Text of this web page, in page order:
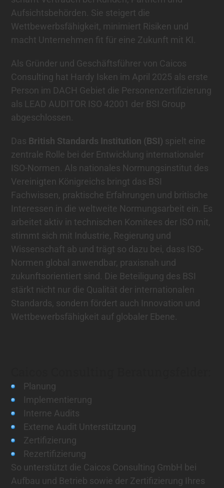
Aufsichtsbehörden. Sie steigert die
Wettbewerbsfähigkeit, minimiert Risiken und
macht Unternehmen fit für eine Zukunft mit KI.
Als Gründer und Geschäftsführer von Caicos
Consulting hat Hardy Isken im April 2025 als erste
Person im DACH Gebiet die Personenzertifizierung
als LEAD AUDITOR ISO 42001 der BSI Group
abgeschlossen.
Das British Standards Institution (BSI) spielt eine
zentrale Rolle bei der Entwicklung internationaler
ISO-Normen. Als nationales Normungsinstitut des
Vereinigten Königreichs bringt das BSI
Fachwissen, praktische Erfahrungen und britische
Interessen in die weltweite Normungsarbeit ein. Es
arbeitet aktiv in technischen Komitees der ISO mit,
stimmt sich mit Industrie, Regierung und
Wissenschaft ab und trägt so dazu bei, dass ISO-
Normen global anwendbar, praxisnah und
zukunftsorientiert sind. Die Beteiligung des BSI
stärkt nicht nur die Qualität der internationalen
Standards, sondern fördert auch Innovation und
Wettbewerbsfähigkeit auf globaler Ebene.
Planung
Implementierung
Interne Audits
Externe Audit Unterstützung
Zertifizierung
Rezertifizierung
So unterstützt die Caicos Consulting GmbH bei
Aufbau und Betrieb sowie der Zertifizierung Ihres